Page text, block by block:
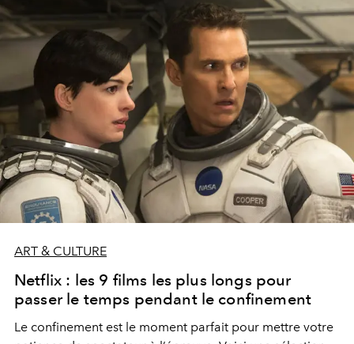
ART & CULTURE
Netflix : les 9 films les plus longs pour
passer le temps pendant le confinement
Le confinement est le moment parfait pour mettre votre